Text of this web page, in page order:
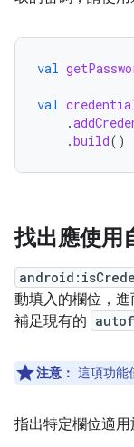
val
val
.
.build()
找出應使用
動填入的欄位，
補足現有的
注意： 這項功能
指出特定欄位適用